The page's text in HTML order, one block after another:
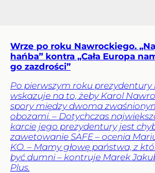
Wrze po roku Nawrockiego.
hańba” kontra „Cała Europa
go zazdrości”
Po pierwszym roku prezydentury
wskazuje na to, żeby Karol
spory między dwoma
obozami. – Dotychczas
karcie jego prezydentury jest
zawetowanie SAFE – ocenia
KO. – Mamy głowę państwa, z
być dumni – kontruje Marek
Plus.